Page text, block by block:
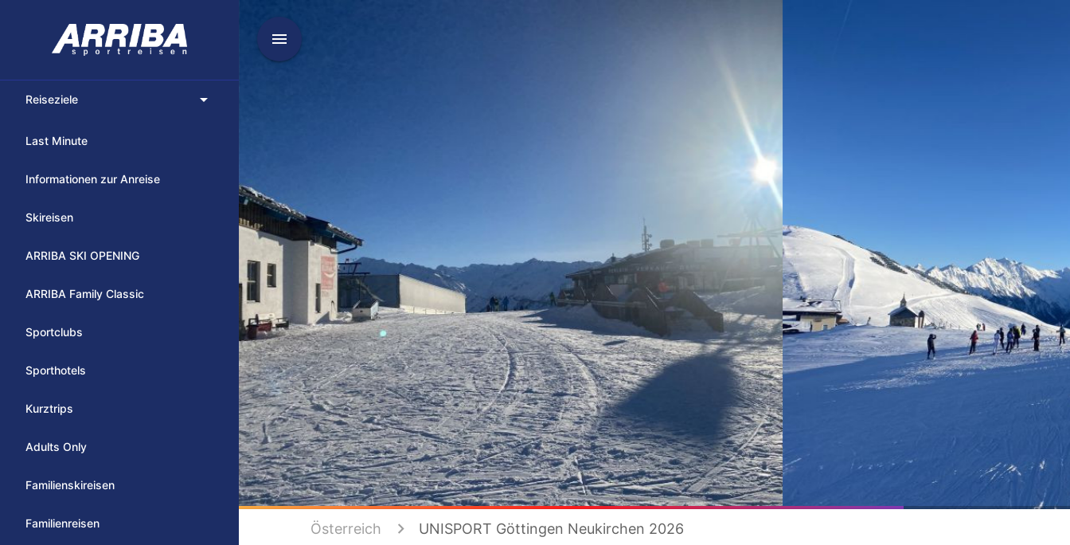
Reiseziele arrow_drop_down
Last Minute
Informationen zur Anreise
Skireisen
ARRIBA SKI OPENING
ARRIBA Family Classic
Sportclubs
Sporthotels
Kurztrips
Adults Only
Familienskireisen
Familienreisen
menu
Österreich UNISPORT Göttingen Neukirchen 2026